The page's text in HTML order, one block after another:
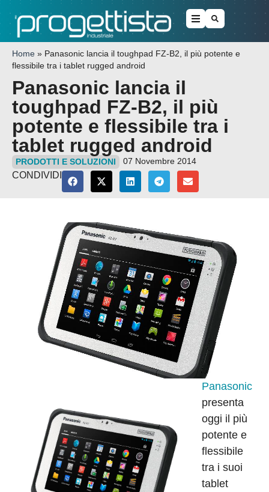
Home » Panasonic lancia il toughpad FZ-B2, il più potente e
flessibile tra i tablet rugged android
Panasonic lancia il
toughpad FZ-B2, il più
potente e flessibile tra i
tablet rugged android
PRODOTTI E SOLUZIONI 07 Novembre 2014
CONDIVIDI
Panasonic
presenta
oggi il più
potente e
flessibile
tra i suoi
tablet